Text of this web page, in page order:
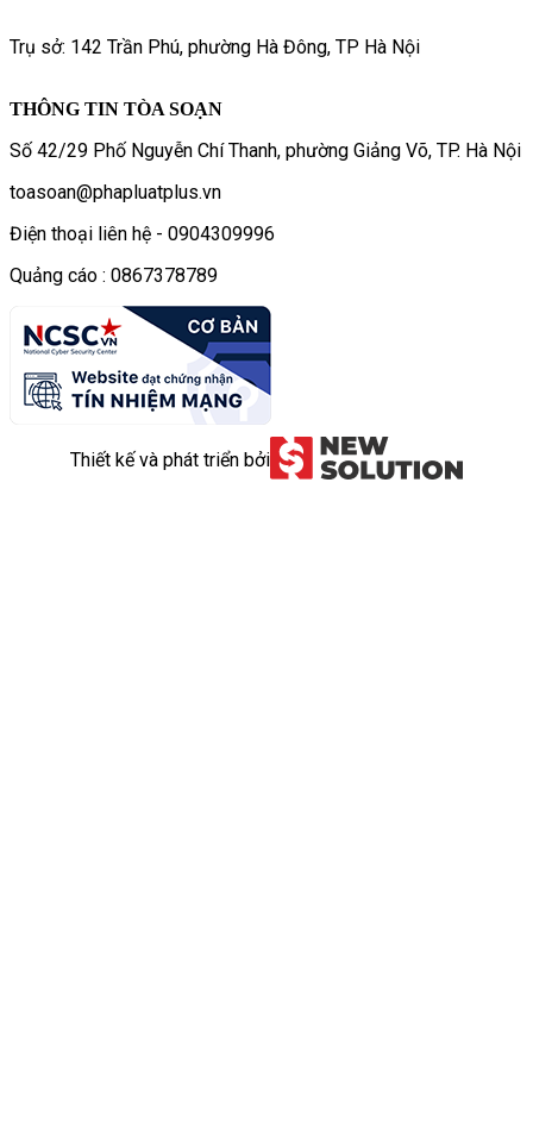
Trụ sở: 142 Trần Phú, phường Hà Đông, TP Hà Nội
THÔNG TIN TÒA SOẠN
Số 42/29 Phố Nguyễn Chí Thanh, phường Giảng Võ, TP. Hà Nội
toasoan@phapluatplus.vn
Điện thoại liên hệ - 0904309996
Quảng cáo : 0867378789
Thiết kế và phát triển bởi